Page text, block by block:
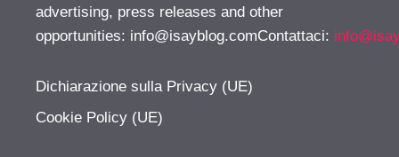
advertising, press releases and other
opportunities: info@isayblog.comContattaci:
Dichiarazione sulla Privacy (UE)
Cookie Policy (UE)